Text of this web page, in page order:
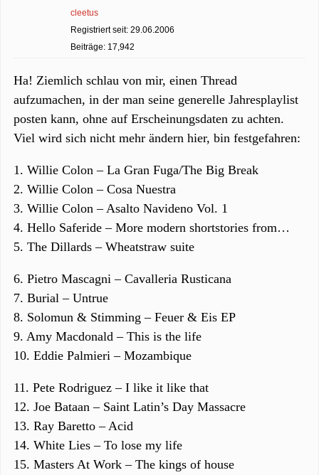
cleetus
Registriert seit: 29.06.2006
Beiträge: 17,942
Ha! Ziemlich schlau von mir, einen Thread
aufzumachen, in der man seine generelle Jahresplaylist
posten kann, ohne auf Erscheinungsdaten zu achten.
Viel wird sich nicht mehr ändern hier, bin festgefahren:
1. Willie Colon – La Gran Fuga/The Big Break
2. Willie Colon – Cosa Nuestra
3. Willie Colon – Asalto Navideno Vol. 1
4. Hello Saferide – More modern shortstories from…
5. The Dillards – Wheatstraw suite
6. Pietro Mascagni – Cavalleria Rusticana
7. Burial – Untrue
8. Solomun & Stimming – Feuer & Eis EP
9. Amy Macdonald – This is the life
10. Eddie Palmieri – Mozambique
11. Pete Rodriguez – I like it like that
12. Joe Bataan – Saint Latin’s Day Massacre
13. Ray Baretto – Acid
14. White Lies – To lose my life
15. Masters At Work – The kings of house